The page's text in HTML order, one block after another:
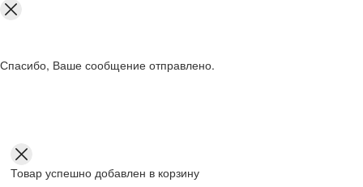
Спасибо, Ваше сообщение отправлено.
Товар успешно добавлен в корзину